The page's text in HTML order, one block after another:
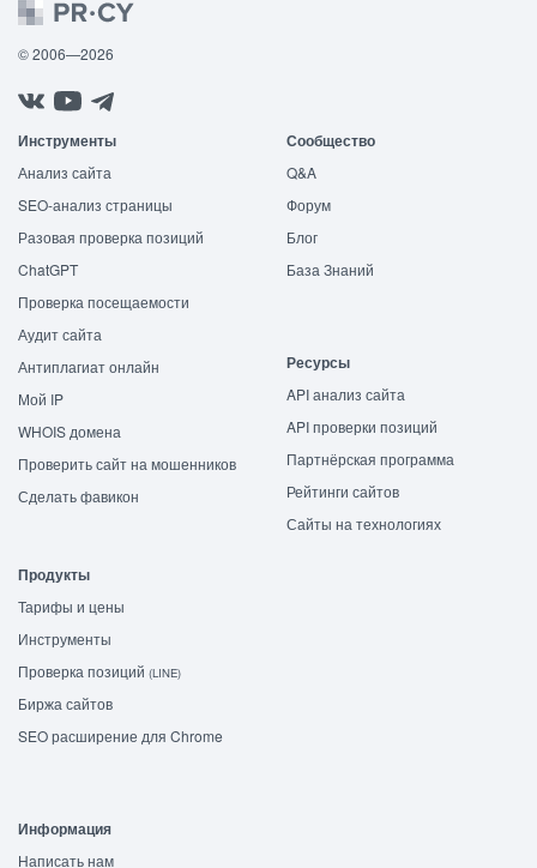
© 2006—2026
Инструменты
Анализ сайта
SEO-анализ страницы
Разовая проверка позиций
ChatGPT
Проверка посещаемости
Аудит сайта
Антиплагиат онлайн
Мой IP
WHOIS домена
Проверить сайт на мошенников
Сделать фавикон
Сообщество
Q&A
Форум
Блог
База Знаний
Ресурсы
API анализ сайта
API проверки позиций
Партнёрская программа
Рейтинги сайтов
Сайты на технологиях
Продукты
Тарифы и цены
Инструменты
Проверка позиций (LINE)
Биржа сайтов
SEO расширение для Chrome
Информация
Написать нам